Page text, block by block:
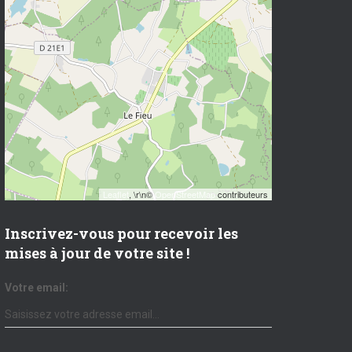
Leaflet, \r\n© OpenStreetMap contributeurs
Inscrivez-vous pour recevoir les
mises à jour de votre site !
Votre email: